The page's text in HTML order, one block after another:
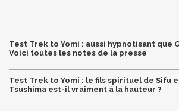
Test Trek to Yomi : aussi hypnotisant que
Voici toutes les notes de la presse
Test Trek to Yomi : le fils spirituel de Sifu
Tsushima est-il vraiment à la hauteur ?